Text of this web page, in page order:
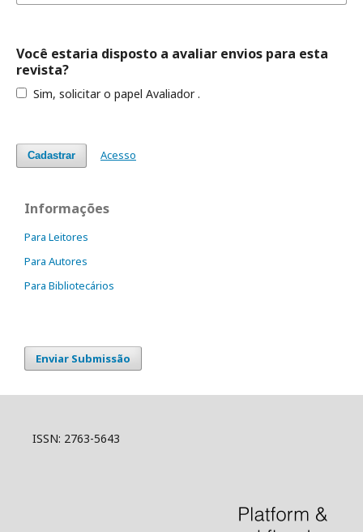
Você estaria disposto a avaliar envios para esta
revista?
Sim, solicitar o papel Avaliador .
Cadastrar Acesso
Informações
Para Leitores
Para Autores
Para Bibliotecários
Enviar Submissão
ISSN: 2763-5643